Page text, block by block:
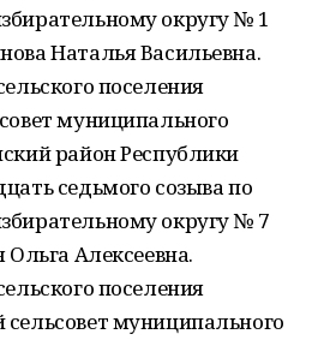
округу № 1
Наталья Васильевна.
поселения
муниципального
район Республики
седьмого созыва по
округу № 7
Ольга Алексеевна.
поселения
муниципального